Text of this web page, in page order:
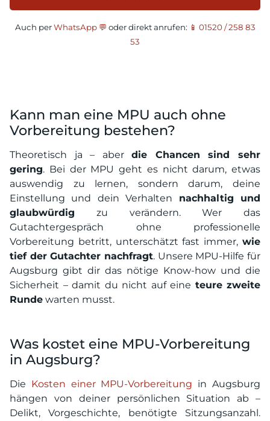
Auch perWhatsApp 💬 oder direkt anrufen: 📱 01520 / 258 83
53
Kann man eine MPU auch ohne
Vorbereitung bestehen?
Theoretisch ja – aberdie Chancen sind sehr
gering. Bei der MPU geht es nicht darum, etwas
auswendig zu lernen, sondern darum, deine
Einstellung und dein Verhalten nachhaltig und
glaubwürdig zu verändern. Wer das
Gutachtergespräch ohne professionelle
Vorbereitung betritt, unterschätzt fast immer, wie
tief der Gutachter nachfragt. Unsere MPU-Hilfe für
Augsburg gibt dir das nötige Know-how und die
Sicherheit – damit du nicht auf eine teure zweite
Runde warten musst.
Was kostet eine MPU-Vorbereitung
in Augsburg?
Die Kosten einer MPU-Vorbereitung in Augsburg
hängen von deiner persönlichen Situation ab –
Delikt, Vorgeschichte, benötigte Sitzungsanzahl.